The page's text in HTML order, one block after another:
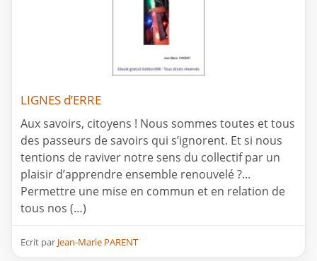
LIGNES d’ERRE
Aux savoirs, citoyens ! Nous sommes toutes et tous
des passeurs de savoirs qui s’ignorent. Et si nous
tentions de raviver notre sens du collectif par un
plaisir d’apprendre ensemble renouvelé ?...
Permettre une mise en commun et en relation de
tous nos (…)
Ecrit par Jean-Marie PARENT